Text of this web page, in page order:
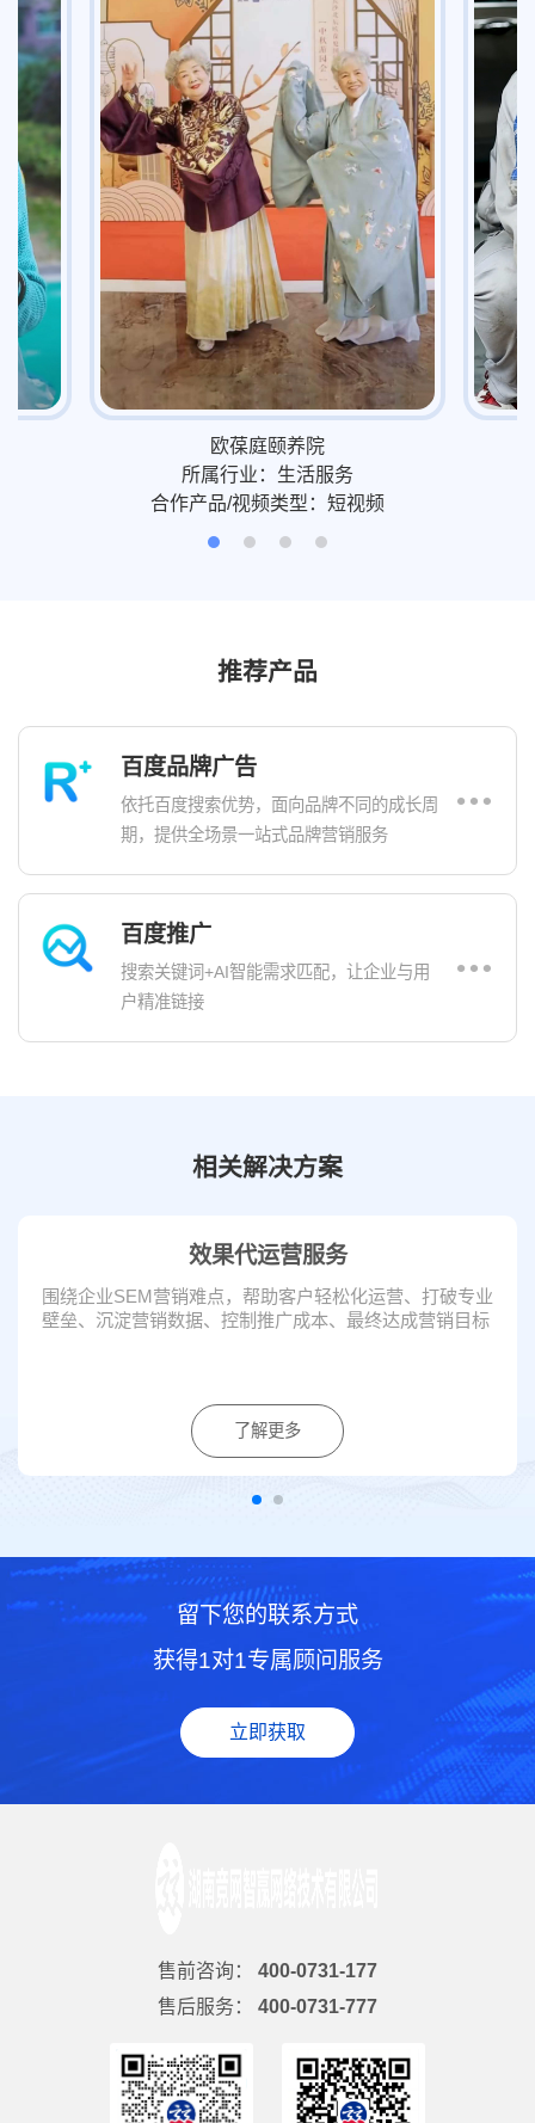
欧葆庭颐养院
所属行业：生活服务
合作产品/视频类型：短视频
推荐产品
百度品牌广告
依托百度搜索优势，面向品牌不同的成长周
期，提供全场景一站式品牌营销服务
百度推广
搜索关键词+AI智能需求匹配，让企业与用
户精准链接
相关解决方案
效果代运营服务
围绕企业SEM营销难点，帮助客户轻松化运营、打破专业
壁垒、沉淀营销数据、控制推广成本、最终达成营销目标
了解更多
留下您的联系方式
获得1对1专属顾问服务
立即获取
售前咨询：
400-0731-177
售后服务：
400-0731-777